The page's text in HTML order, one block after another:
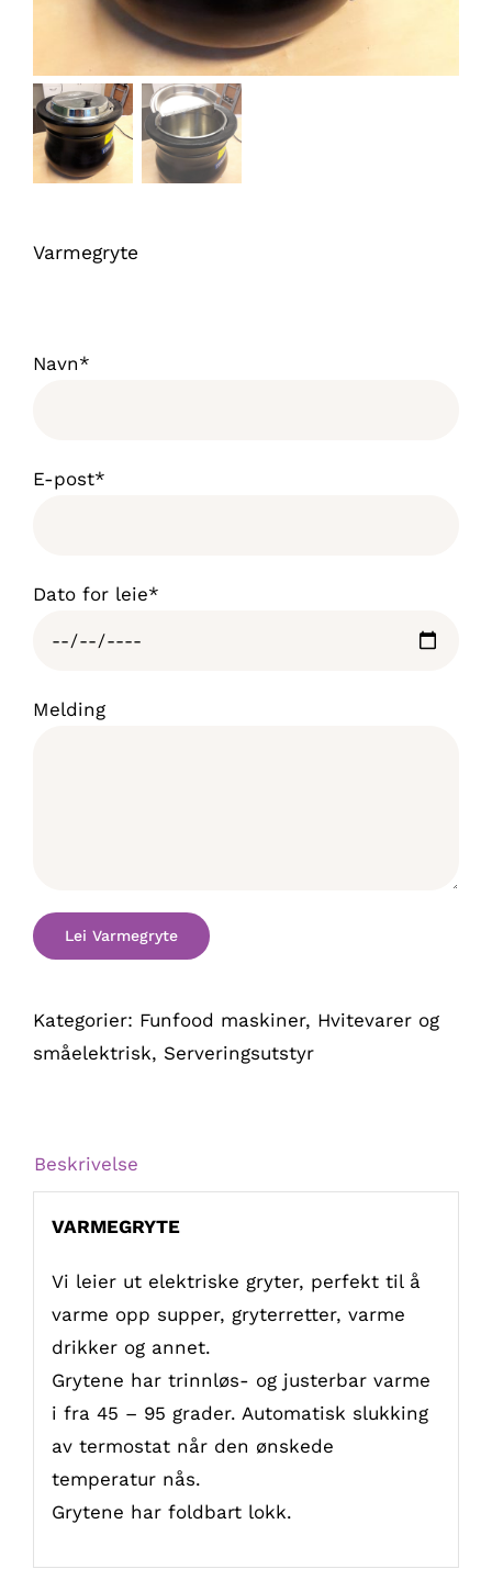
Varmegryte
Navn*
E-post*
Dato for leie*
Melding
Kategorier: Funfood maskiner, Hvitevarer og
småelektrisk, Serveringsutstyr
Beskrivelse
VARMEGRYTE
Vi leier ut elektriske gryter, perfekt til å
varme opp supper, gryterretter, varme
drikker og annet.
Grytene har trinnløs- og justerbar varme
i fra 45 – 95 grader. Automatisk slukking
av termostat når den ønskede
temperatur nås.
Grytene har foldbart lokk.